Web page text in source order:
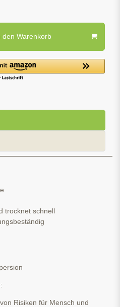
den Warenkorb
trocknet schnell
Risiken für Mensch und